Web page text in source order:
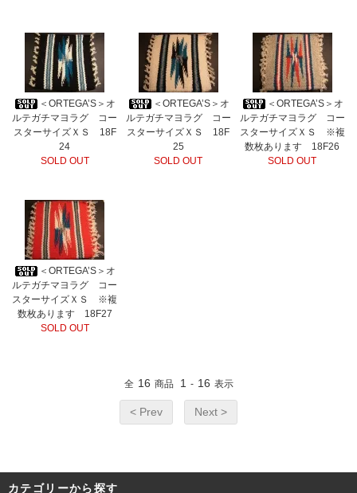
＜ORTEGA’S＞オ
ルテガチマヨラグ コー
スターサイズＸＳ 18F
24
SOLD OUT
＜ORTEGA’S＞オ
ルテガチマヨラグ コー
スターサイズＸＳ 18F
25
SOLD OUT
＜ORTEGA’S＞オ
ルテガチマヨラグ コー
スターサイズＸＳ ※複
数枚あります 18F26
SOLD OUT
＜ORTEGA’S＞オ
ルテガチマヨラグ コー
スターサイズＸＳ ※複
数枚あります 18F27
SOLD OUT
全 16 商品 1 - 16 表示
< Prev Next >
カテゴリーから探す